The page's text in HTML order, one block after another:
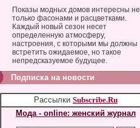
Показы модных домов интересны не
только фасонами и расцветками.
Каждый новый сезон несет
определенную атмосферу,
настроения, с которыми мы должны
встретить ожидаемое, но такое
непредсказуемое будущее.
Подписка на новости
Рассылки Subscribe.Ru
Мода - online: женский журнал